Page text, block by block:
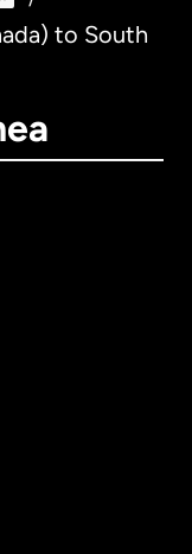
to South